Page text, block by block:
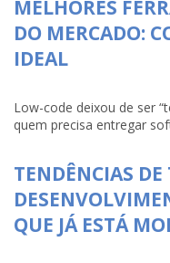
MELHORES
DO MERCADO:
IDEAL
Low-code deixou de ser
quem precisa entregar
TENDÊNCIAS DE
QUE JÁ ESTÁ